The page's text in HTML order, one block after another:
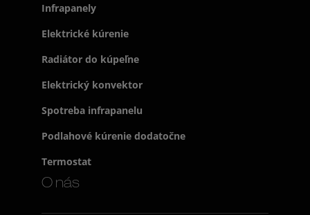
Infrapanely
Elektrické kúrenie
Radiátor do kúpeľne
Elektrický konvektor
Spotreba infrapanelu
Podlahové kúrenie dodatočne
Termostat
O nás